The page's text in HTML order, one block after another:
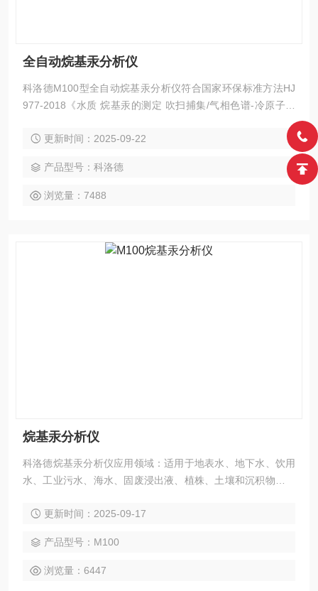
全自动烷基汞分析仪
科洛德M100型全自动烷基汞分析仪符合国家环保标准方法HJ
977-2018《水质 烷基汞的测定 吹扫捕集/气相色谱-冷原子荧
光光谱光》，检测过程稳定高效，n克级的检出极限，切实达
到用户的需要，土壤和沉积物中的甲基汞和乙基汞的测定也同
更新时间：2025-09-22
产品型号：科洛德
浏览量：7488
烷基汞分析仪
科洛德烷基汞分析仪应用领域：适用于地表水、地下水、饮用
水、工业污水、海水、固废浸出液、植株、土壤和沉积物、肥
更新时间：2025-09-17
产品型号：M100
浏览量：6447